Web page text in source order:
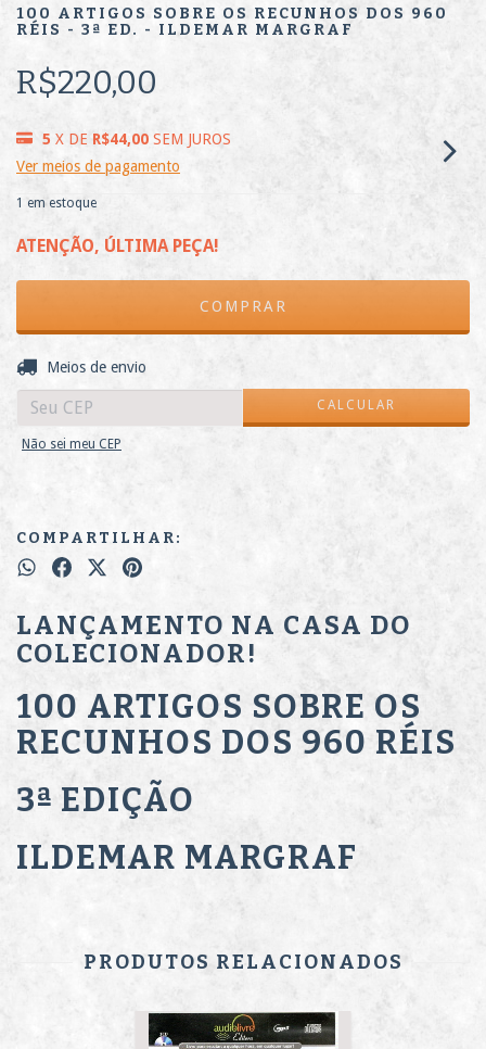
100 ARTIGOS SOBRE OS RECUNHOS DOS 960
RÉIS - 3ª ED. - ILDEMAR MARGRAF
R$220,00
5 X DE R$44,00 SEM JUROS
Ver meios de pagamento
1 em estoque
ATENÇÃO, ÚLTIMA PEÇA!
Entregas para o CEP:
Meios de envio
CALCULAR
Não sei meu CEP
COMPARTILHAR:
LANÇAMENTO NA CASA DO
COLECIONADOR!
100 ARTIGOS SOBRE OS
RECUNHOS DOS 960 RÉIS
3ª EDIÇÃO
ILDEMAR MARGRAF
PRODUTOS RELACIONADOS